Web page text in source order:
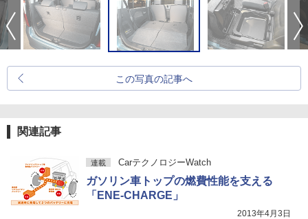
この写真の記事へ
関連記事
連載 CarテクノロジーWatch
ガソリン車トップの燃費性能を支える
「ENE-CHARGE」
2013年4月3日